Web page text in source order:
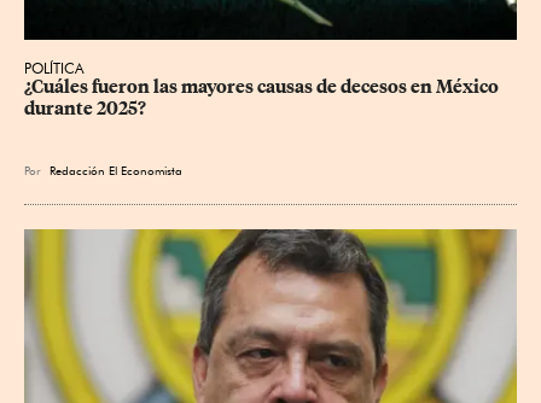
POLÍTICA
¿Cuáles fueron las mayores causas de decesos en México
durante 2025?
Por Redacción El Economista